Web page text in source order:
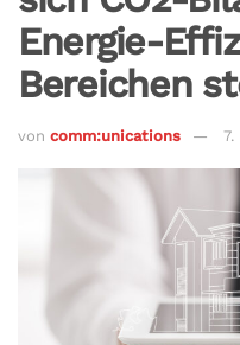
Energie-
Bereichen
von comm:unications 7.